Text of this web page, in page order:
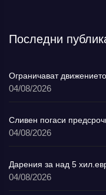
Последни
Ограничават
04/08/2026
Сливен погаси
04/08/2026
Дарения за над 5
04/08/2026